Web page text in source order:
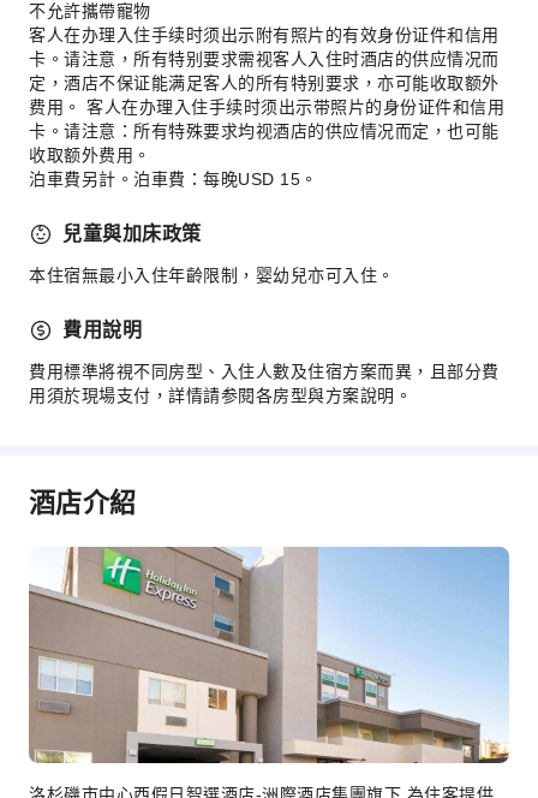
清潔服務
乾洗服務
洗衣服務
公共區域設施
公共區域wifi
自動販賣機
自動提款機
停車場
上網服務
商店
旅遊票務服務
禮賓服務
行李寄存
櫃檯貴重物品保險箱
快速入住退房
24 小時櫃檯
安全與保全
不允許攜帶寵物
客人在办理入住手续时须出示附有照片的有效身份证件和信用
卡。请注意，所有特别要求需视客人入住时酒店的供应情况而
定，酒店不保证能满足客人的所有特别要求，亦可能收取额外
费用。 客人在办理入住手续时须出示带照片的身份证件和信用
卡。请注意：所有特殊要求均视酒店的供应情况而定，也可能
收取额外费用。
泊車費另計。泊車費：每晚USD 15。
兒童與加床政策
本住宿無最小入住年齡限制，婴幼兒亦可入住。
費用說明
費用標準將視不同房型、入住人數及住宿方案而異，且部分費
用須於現場支付，詳情請参閱各房型與方案說明。
酒店介紹